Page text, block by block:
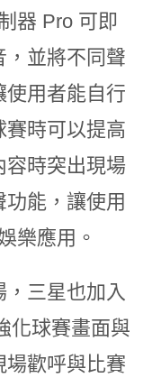
器 Pro 可即
，並將不同聲
使用者能自行
賽時可以提高
容時突出現場
能，讓使用
樂應用。
三星也加入
化球賽畫面與
場歡呼與比賽